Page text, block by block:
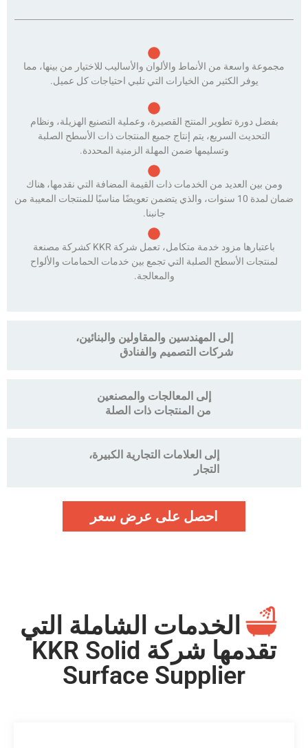
مجموعة واسعة من الأنماط والألوان والأساليب للاختيار من بينها، مما
يوفر الكثير من الخيارات التي تلبي احتياجات كل عميل.
بفضل دورة تطوير المنتج القصيرة، وعملية التصنيع الهزيلة، ونظام
التحديث السريع، يتم إنتاج جميع المنتجات ذات الأسطح الصلبة
وتسليمها ضمن المهلة الزمنية المحددة.
ومن بين العديد من الخدمات ذات القيمة المضافة التي نقدمها، هناك
ضمان لمدة 10 سنوات، والذي يتضمن تعويضًا مناسبًا للمنتجات المعيبة من
جانبنا.
باعتبارها مزود خدمة متكامل، تعمل شركة KKR كشركة مصنعة
لمنتجات الأسطح الصلبة التي تجمع بين خدمات الحمامات والألواح
والمعالجة.
إلى المهندسين والمقاولين والبنائين،
شركات التصميم والفنادق
إلى المعالجات والمصنعين
من المنتجات ذات الصلة
إلى العلامات التجارية الكبيرة،
التجار
احصل على عرض سعر
الخدمات الشاملة التي
تقدمها شركة KKR Solid
Surface Supplier